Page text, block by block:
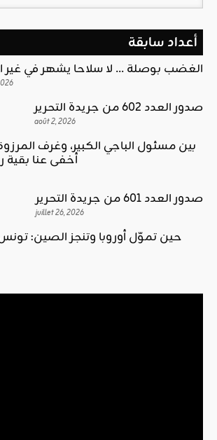
أعداد سابقة
الغضب بوصلة … لا سلاحا يشهر في غير
صدور العدد 602 من جريدة التحرير
août 2, 2026
بين مسئول الباجي الكبير، وغرف
أخفى عنا بقية
صدور العدد 601 من جريدة التحرير
juillet 26, 2026
حين تموّل أوروبا وتنجز الصين: